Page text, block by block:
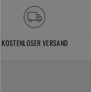
KOSTENLOSER VERSAND